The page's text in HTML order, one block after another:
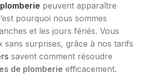
plomberie peuvent apparaître
pourquoi nous sommes
et les jours fériés. Vous
sans surprises, grâce à nos tarifs
savent comment résoudre
de plomberie efficacement.